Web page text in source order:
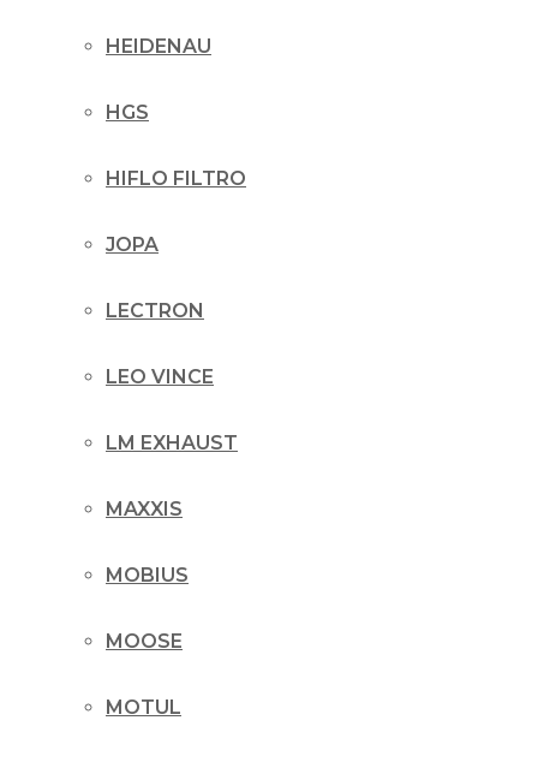
HEIDENAU
HGS
HIFLO FILTRO
JOPA
LECTRON
LEO VINCE
LM EXHAUST
MAXXIS
MOBIUS
MOOSE
MOTUL